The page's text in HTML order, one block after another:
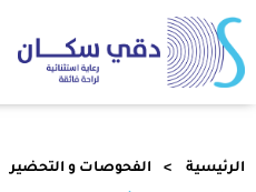
الرئيسية الفحوصات و التحضير